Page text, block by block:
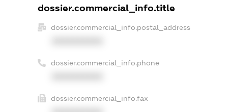
dossier.commercial_info.title
dossier.commercial_info.postal_address
dossier.commercial_info.phone
dossier.commercial_info.fax